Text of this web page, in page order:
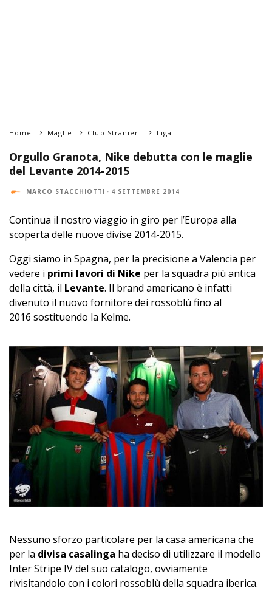
Home Maglie Club Stranieri Liga
Orgullo Granota, Nike debutta con le maglie
del Levante 2014-2015
MARCO STACCHIOTTI · 4 SETTEMBRE 2014
Continua il nostro viaggio in giro per l’Europa alla
scoperta delle nuove divise 2014-2015.
Oggi siamo in Spagna, per la precisione a Valencia per
vedere i primi lavori di Nike per la squadra più antica
della città, il Levante. Il brand americano è infatti
divenuto il nuovo fornitore dei rossoblù fino al
2016 sostituendo la Kelme.
Nessuno sforzo particolare per la casa americana che
per la divisa casalinga ha deciso di utilizzare il modello
Inter Stripe IV del suo catalogo, ovviamente
rivisitandolo con i colori rossoblù della squadra iberica.